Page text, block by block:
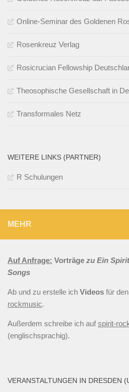
Online-Seminar des Goldenen
Rosenkreuz Verlag
Rosicrucian Fellowship
Theosophische Gesellschaft in
Transformales Netz
WEITERE LINKS (PARTNER)
R Schulungen
MEHR
Auf Anfrage: Vorträge zu Ein
Songs
Ab und zu erstelle ich Videos für den
rockmusic.
Außerdem schreibe ich auf spirit-
(englischsprachig).
VERANSTALTUNGEN IN DRESDEN